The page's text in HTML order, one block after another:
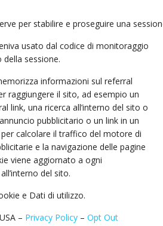
per stabilire e proseguire una
usato dal codice di monitoraggio
sessione.
informazioni sul referral
raggiungere il sito, ad esempio un
link, una ricerca all’interno del sito o
pubblicitario o un link in un
calcolare il traffico del motore di
e la navigazione delle pagine
viene aggiornato a ogni
del sito.
e Dati di utilizzo.
– Privacy Policy – Opt Out